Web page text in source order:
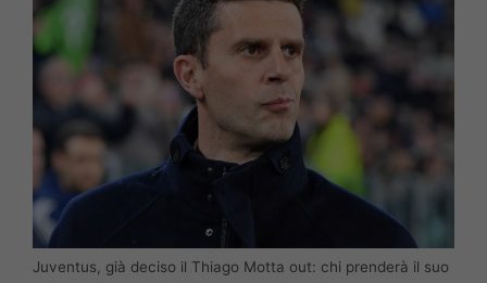
Juventus, già deciso il Thiago Motta out: chi prenderà il suo